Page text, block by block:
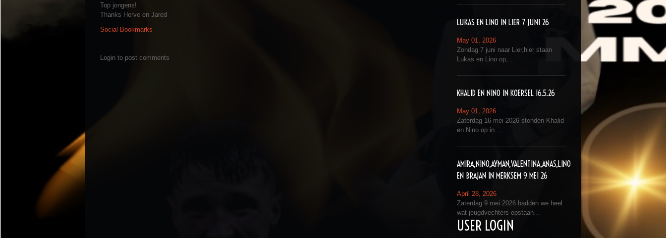
Top jongens!
Thanks Herve en Jared
Social Bookmarks
Login to post comments
LUKAS EN LINO IN LIER 7 JUNI 26
May 01, 2026
Zondag 7 juni naar Lier,hier staan
Lukas en Lino op,…
KHALID EN NINO IN KOERSEL 16.5.26
May 01, 2026
Zaterdag 16 mei 2026 stonden Khalid
en Nino op in…
AMIRA,NINO,AYMAN,VALENTINA,ANAS,LINO
EN BRAJAN IN MERKSEM 9 MEI 26
April 28, 2026
Zaterdag 9 mei 2026 hadden we heel
wat jeugdvechters opstaan…
USER LOGIN